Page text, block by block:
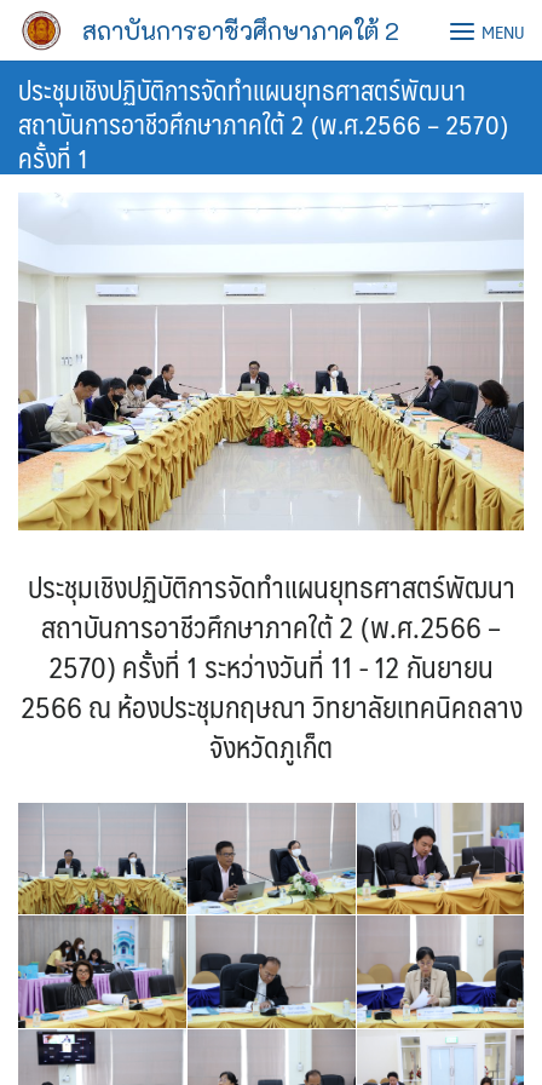
Skip
content
สถาบันการอาชีวศึกษาภาคใต้ 2 MENU
ประชุมเชิงปฏิบัติการจัดทำแผนยุทธศาสตร์พัฒนา
สถาบันการอาชีวศึกษาภาคใต้ 2 (พ.ศ.2566 – 2570)
ครั้งที่ 1
ประชุมเชิงปฏิบัติการจัดทำแผนยุทธศาสตร์พัฒนา
สถาบันการอาชีวศึกษาภาคใต้ 2 (พ.ศ.2566 –
2570) ครั้งที่ 1 ระหว่างวันที่ 11 - 12 กันยายน
2566 ณ ห้องประชุมกฤษณา วิทยาลัยเทคนิคถลาง
จังหวัดภูเก็ต